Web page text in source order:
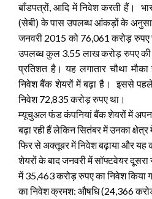
बॉंडपत्रों, आदि में निवेश करती हैं।
(सेबी) के पास उपलब्ध आंकड़ों के
जनवरी 2015 को 76,061 करोड़ रुपए
उपलब्ध कुल 3.55 लाख करोड़ रुपए की
प्रतिशत है। यह लगातार चौथा
निवेश बैंक शेयरों में बढ़ा है। इससे
निवेश 72,835 करोड़ रुपए था।
म्यूचुअल फंड कंपनियां बैंक शेयरों में
बढ़ा रही हैं लेकिन सितंबर में उनका क्षेत्र
फिर से अक्तूबर में निवेश बढ़ाया और
शेयरों के बाद जनवरी में सॉफ्टवेयर
में 35,463 करोड़ रुपए का निवेश
का निवेश क्रमश: औषधि (24,366